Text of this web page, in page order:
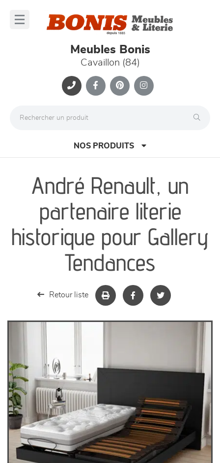
Meubles Bonis
Cavaillon (84)
NOS PRODUITS
canapés et fauteuils
séjours
meubles de complément
décoration
André Renault, un
partenaire literie
historique pour Gallery
Tendances
Retour liste